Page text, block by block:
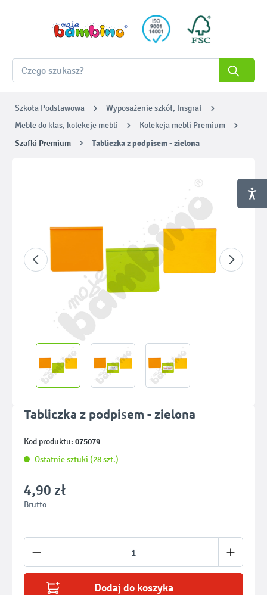
Szkoła Podstawowa
Wyposażenie szkół, Insgraf
Meble do klas, kolekcje mebli
Kolekcja mebli Premium
Szafki Premium Tabliczka z podpisem - zielona
Tabliczka z podpisem - zielona
Kod produktu: 075079
Ostatnie sztuki (28 szt.)
4,90 zł
Brutto
Ilość produktu: Wprowadź żądaną ilość
Dodaj do koszyka